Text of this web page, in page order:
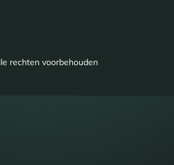
rechten voorbehouden